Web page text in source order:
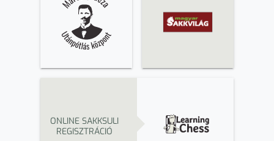
ONLINE SAKKSULI
REGISZTRÁCIÓ